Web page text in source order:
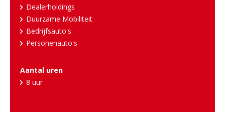
Dealerholdings
Duurzame Mobiliteit
Bedrijfsauto's
Personenauto's
Aantal uren
8 uur